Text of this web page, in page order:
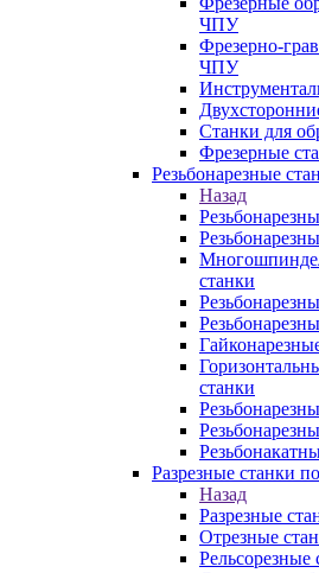
ЧПУ
Фрезерно-
ЧПУ
Станки для
Фрезерные
Резьбонарезные
Назад
станки
станки
Разрезные станки
Назад
Разрезные
Отрезные
Рельсорезные